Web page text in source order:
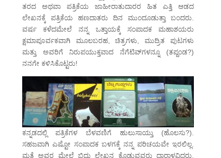
ತರದ ಅಥವಾ ಪತ್ರಿಕೆಯ ಜಾಹೀರಾತುದಾರರ ಹಿತ ಎತ್ತಿ ಆಡದ
ಲೇಖನಕ್ಕೆ ಪತ್ರಿಕೆಯ ಹಣದಾತರು ದಿನ ಮುಂದೂಡುತ್ತಾ ಬಂದರು.
ವರ್ಷ ಕಳೆದಮೇಲೆ ನನ್ನ ಒತ್ತಾಯಕ್ಕೆ ಸಂಪಾದಕ ಮಹಾಶಯರು
ಕ್ಷಮಾಪೂರ್ವಕವಾಗಿ ಮೂಲಬರಹ, ಚಿತ್ರಗಳು, ಮುದ್ರಿತ ಪುಟಗಳು
ಮತ್ತು ಅವರಿಗೆ ನಿರುಪಯುಕ್ತವಾದ ನೆಗೆಟಿವ್‌ಗಳನ್ನೂ (ತಪ್ದಂಡ?)
ನನಗೇ ಕಳಿಸಿಕೊಟ್ಟರು!
ಕನ್ನಡದಲ್ಲಿ ಪತ್ರಿಕೆಗಳ ಬೆಳವಣಿಗೆ ಹುಲುಸಾಯ್ತು (ಹೊಲಸು?).
ಸಹಜವಾಗಿ ಎಷ್ಟೋ ಸಂಪಾದಕ ಬಳಗಕ್ಕೆ ನನ್ನ ಪರಿಚಯವೇ ಇರಲಿಲ್ಲ.
ಮತ್ತೆ ಅವರ ಮೇಲೆ ಬಿದ್ದು ಲೇಖನ ಕೊಡುವವರು ಧಾರಾಳವಿದ್ದರು,